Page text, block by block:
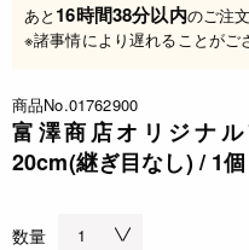
あと 16時間38分以内のご注
※諸事情により遅れることがご
商品No.01762900
富澤商店オリジナ
20cm(継ぎ目なし) / 1個
数量